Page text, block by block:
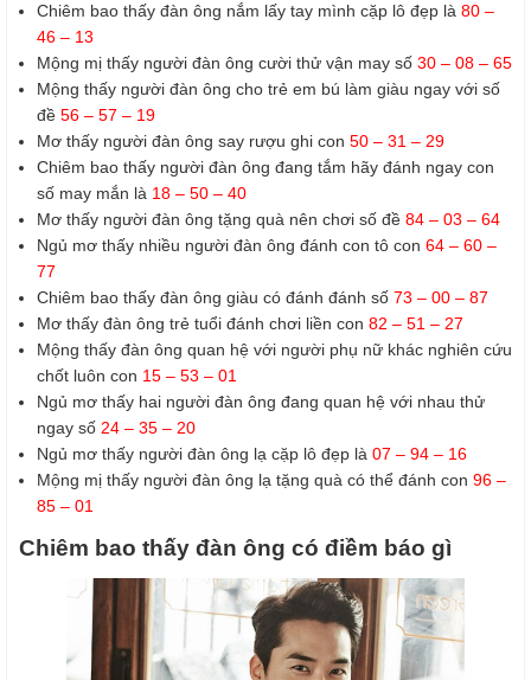
Chiêm bao thấy đàn ông nắm lấy tay mình cặp lô đẹp là 80 –
46 – 13
Mộng mị thấy người đàn ông cười thử vận may số 30 – 08 – 65
Mộng thấy người đàn ông cho trẻ em bú làm giàu ngay với số
đề 56 – 57 – 19
Mơ thấy người đàn ông say rượu ghi con 50 – 31 – 29
Chiêm bao thấy người đàn ông đang tắm hãy đánh ngay con
số may mắn là 18 – 50 – 40
Mơ thấy người đàn ông tặng quà nên chơi số đề 84 – 03 – 64
Ngủ mơ thấy nhiều người đàn ông đánh con tô con 64 – 60 –
77
Chiêm bao thấy đàn ông giàu có đánh đánh số 73 – 00 – 87
Mơ thấy đàn ông trẻ tuổi đánh chơi liền con 82 – 51 – 27
Mộng thấy đàn ông quan hệ với người phụ nữ khác nghiên cứu
chốt luôn con 15 – 53 – 01
Ngủ mơ thấy hai người đàn ông đang quan hệ với nhau thử
ngay số 24 – 35 – 20
Ngủ mơ thấy người đàn ông lạ cặp lô đẹp là 07 – 94 – 16
Mộng mị thấy người đàn ông lạ tặng quà có thể đánh con 96 –
85 – 01
Chiêm bao thấy đàn ông có điềm báo gì